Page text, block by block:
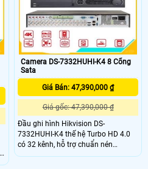
Camera DS-7332HUHI-K4 8 Cổng
Sata
Giá Bán: 47,390,000 ₫
Giá gốc: 47,390,000 ₫
Đầu ghi hình Hikvision DS-
7332HUHI-K4 thế hệ Turbo HD 4.0
có 32 kênh, hỗ trợ chuẩn nén
H.265+ giúp tiết kiệm đến 80%